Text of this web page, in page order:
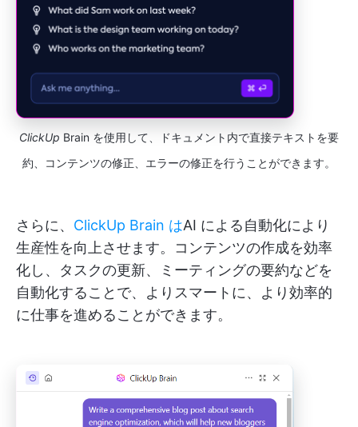
ClickUp Brain を使用して、ドキュメント内で直接テキストを要
約、コンテンツの修正、エラーの修正を行うことができます。
さらに、 ClickUp Brain はAI による自動化により
生産性を向上させます。コンテンツの作成を効率
化し、タスクの更新、ミーティングの要約などを
自動化することで、よりスマートに、より効率的
に仕事を進めることができます。